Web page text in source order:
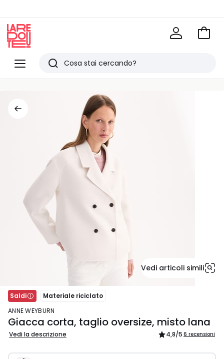
Menu
Redoute
Ricerca
Vai
Vedi articoli simili
Saldi
Materiale riciclato
ANNE WEYBURN
Giacca corta, taglio oversize, misto lana
Vedi la descrizione 4,8/5 6 recensioni